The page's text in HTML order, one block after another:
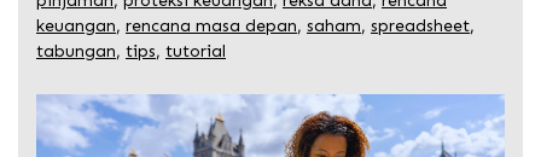
keuangan, rencana masa depan, saham, spreadsheet,
tabungan, tips, tutorial